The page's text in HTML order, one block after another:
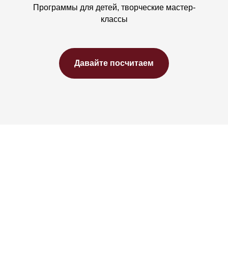
Программы для детей, творческие мастер-
классы
Давайте посчитаем